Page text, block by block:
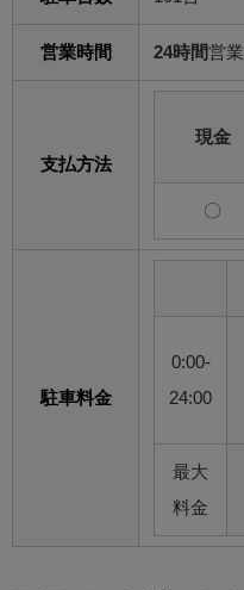
営業時間 24時間営業
支払方法
現金
〇
駐車料金
0:00-
24:00
最大
料金